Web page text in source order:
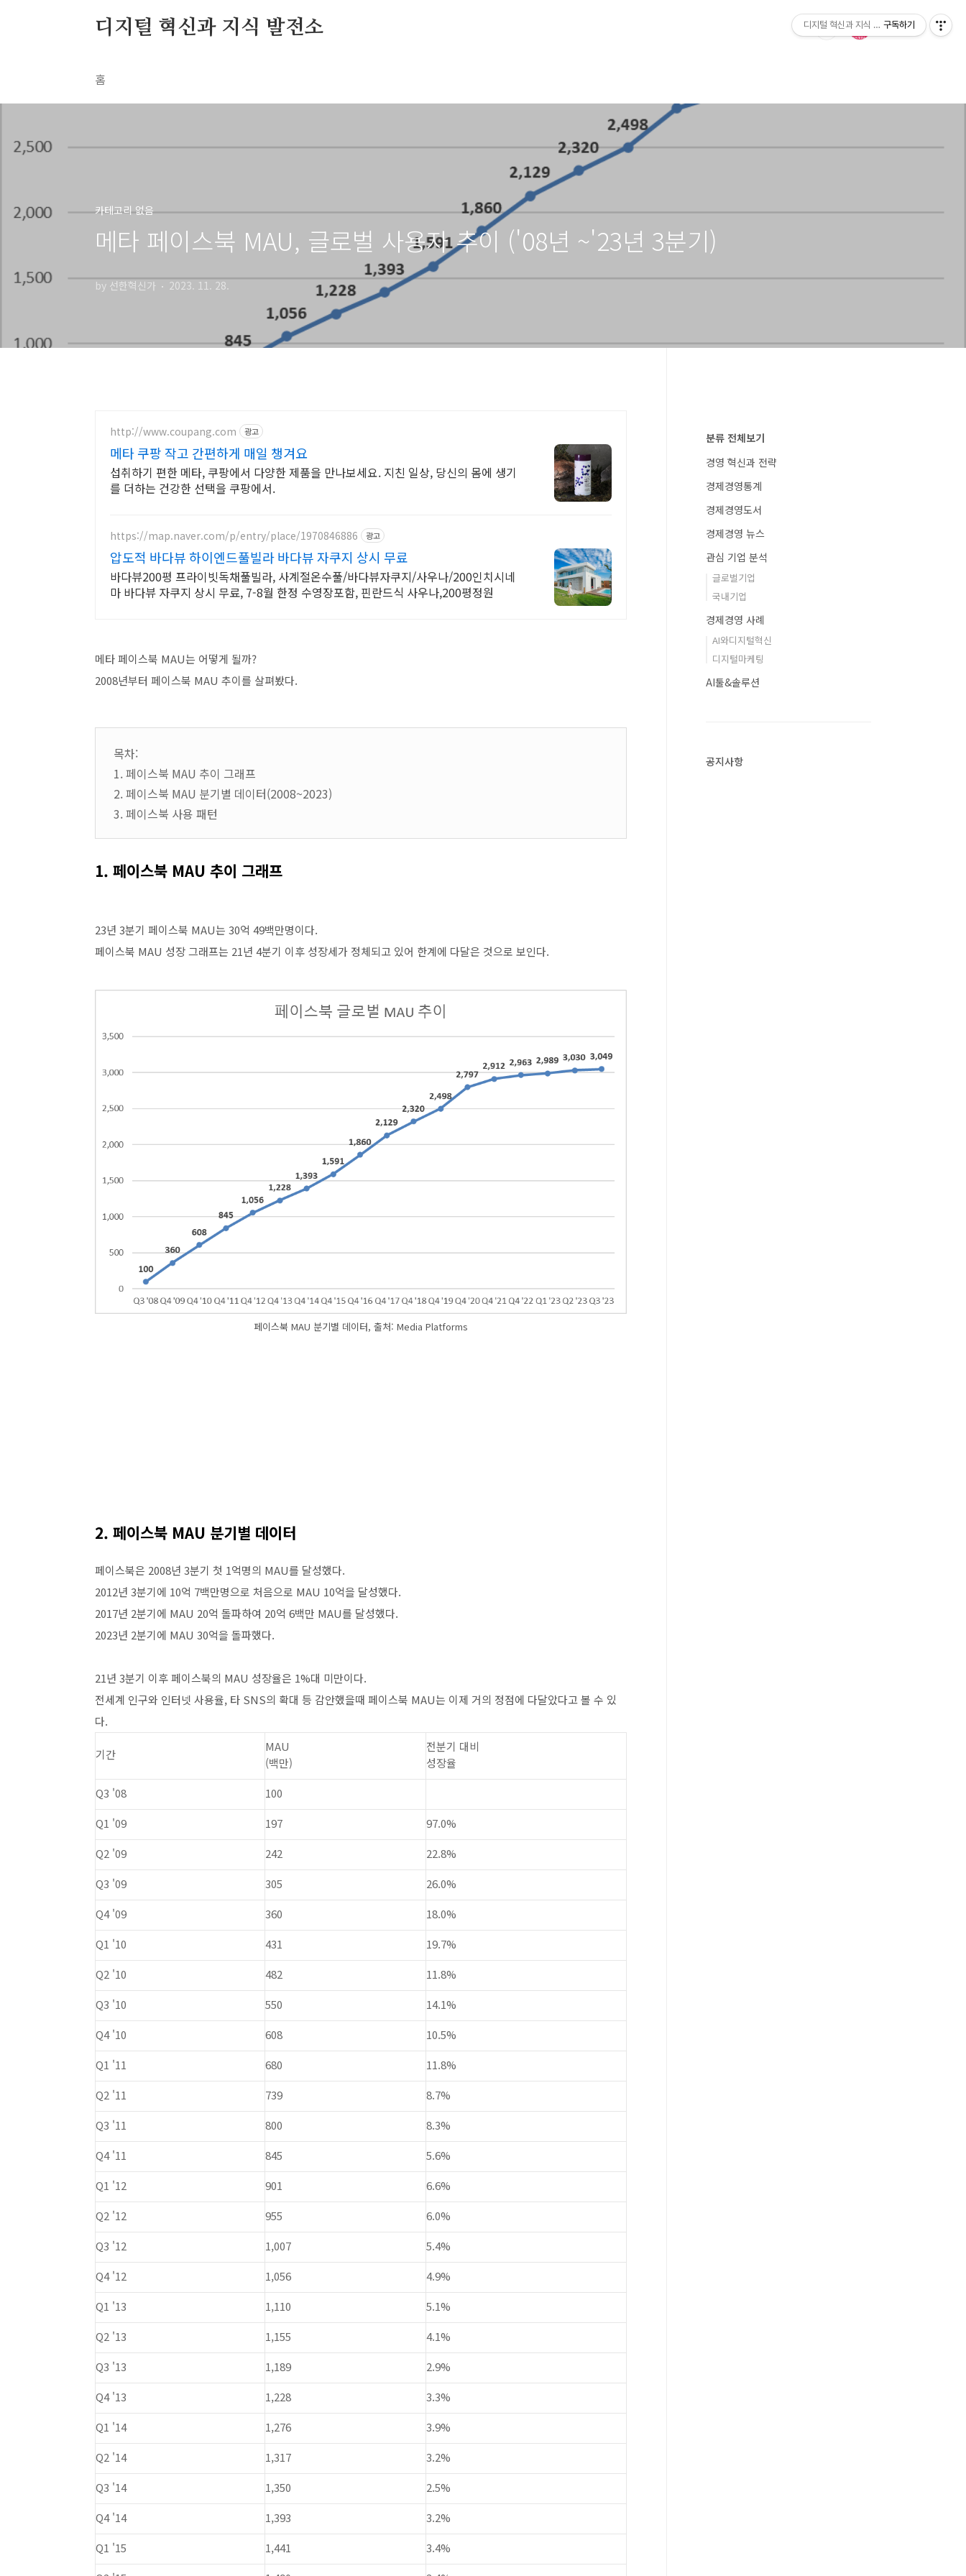
디지털 혁신과 지식 발전소
홈
카테고리 없음
메타 페이스북 MAU, 글로벌 사용자 추이 ('08년 ~'23년 3분기)
by 선한혁신가 2023. 11. 28.
http://www.coupang.com 광고
메타 쿠팡 작고 간편하게 매일 챙겨요
섭취하기 편한 메타, 쿠팡에서 다양한 제품을 만나보세요. 지친 일상, 당신의 몸에 생기
를 더하는 건강한 선택을 쿠팡에서.
https://map.naver.com/p/entry/place/1970846886 광고
압도적 바다뷰 하이엔드풀빌라 바다뷰 자쿠지 상시 무료
바다뷰200평 프라이빗독채풀빌라, 사계절온수풀/바다뷰자쿠지/사우나/200인치시네
마 바다뷰 자쿠지 상시 무료, 7-8월 한정 수영장포함, 핀란드식 사우나,200평정원
메타 페이스북 MAU는 어떻게 될까?
2008년부터 페이스북 MAU 추이를 살펴봤다.
목차:
1. 페이스북 MAU 추이 그래프
2. 페이스북 MAU 분기별 데이터(2008~2023)
3. 페이스북 사용 패턴
1. 페이스북 MAU 추이 그래프
23년 3분기 페이스북 MAU는 30억 49백만명이다.
페이스북 MAU 성장 그래프는 21년 4분기 이후 성장세가 정체되고 있어 한계에 다달은 것으로 보인다.
페이스북 MAU 분기별 데이터, 출처: Media Platforms
2. 페이스북 MAU 분기별 데이터
페이스북은 2008년 3분기 첫 1억명의 MAU를 달성했다.
2012년 3분기에 10억 7백만명으로 처음으로 MAU 10억을 달성했다.
2017년 2분기에 MAU 20억 돌파하여 20억 6백만 MAU를 달성했다.
2023년 2분기에 MAU 30억을 돌파했다.
21년 3분기 이후 페이스북의 MAU 성장율은 1%대 미만이다.
전세계 인구와 인터넷 사용율, 타 SNS의 확대 등 감안했을때 페이스북 MAU는 이제 거의 정점에 다달았다고 볼 수 있
다.
기간
MAU
(백만)
전분기 대비
성장율
Q3 '08
100
Q1 '09
197
97.0%
Q2 '09
242
22.8%
Q3 '09
305
26.0%
Q4 '09
360
18.0%
Q1 '10
431
19.7%
Q2 '10
482
11.8%
Q3 '10
550
14.1%
Q4 '10
608
10.5%
Q1 '11
680
11.8%
Q2 '11
739
8.7%
Q3 '11
800
8.3%
Q4 '11
845
5.6%
Q1 '12
901
6.6%
Q2 '12
955
6.0%
Q3 '12
1,007
5.4%
Q4 '12
1,056
4.9%
Q1 '13
1,110
5.1%
Q2 '13
1,155
4.1%
Q3 '13
1,189
2.9%
Q4 '13
1,228
3.3%
Q1 '14
1,276
3.9%
Q2 '14
1,317
3.2%
Q3 '14
1,350
2.5%
Q4 '14
1,393
3.2%
Q1 '15
1,441
3.4%
분류 전체보기
경영 혁신과 전략
경제경영통계
경제경영도서
경제경영 뉴스
관심 기업 분석
글로벌기업
국내기업
경제경영 사례
AI와디지털혁신
디지털마케팅
AI툴&솔루션
공지사항
디지털 혁신과 지식 발전소구독하기